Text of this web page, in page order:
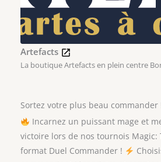
Artefacts
La boutique Artefacts en plein centre
Sortez votre plus beau commander
Incarnez un puissant mage et
victoire lors de nos tournois Magic:
format Duel Commander !